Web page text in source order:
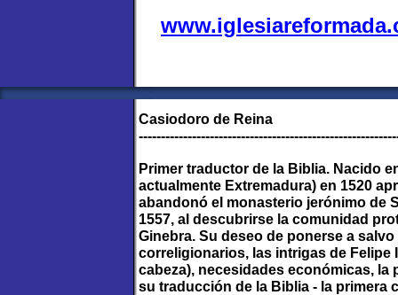
Casiodoro de Reina
Primer traductor de la Biblia. Nacido
actualmente Extremadura) en 1520
abandonó el monasterio jerónimo de
1557, al descubrirse la comunidad
Ginebra. Su deseo de ponerse a
correligionarios, las intrigas de Felipe
cabeza), necesidades económicas,
su traducción de la Biblia - la primera